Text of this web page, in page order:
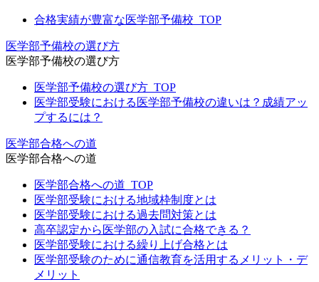
合格実績が豊富な医学部予備校_TOP
医学部予備校の選び方
医学部予備校の選び方
医学部予備校の選び方_TOP
医学部受験における医学部予備校の違いは？成績アッ
プするには？
医学部合格への道
医学部合格への道
医学部合格への道_TOP
医学部受験における地域枠制度とは
医学部受験における過去問対策とは
高卒認定から医学部の入試に合格できる？
医学部受験における繰り上げ合格とは
医学部受験のために通信教育を活用するメリット・デ
メリット